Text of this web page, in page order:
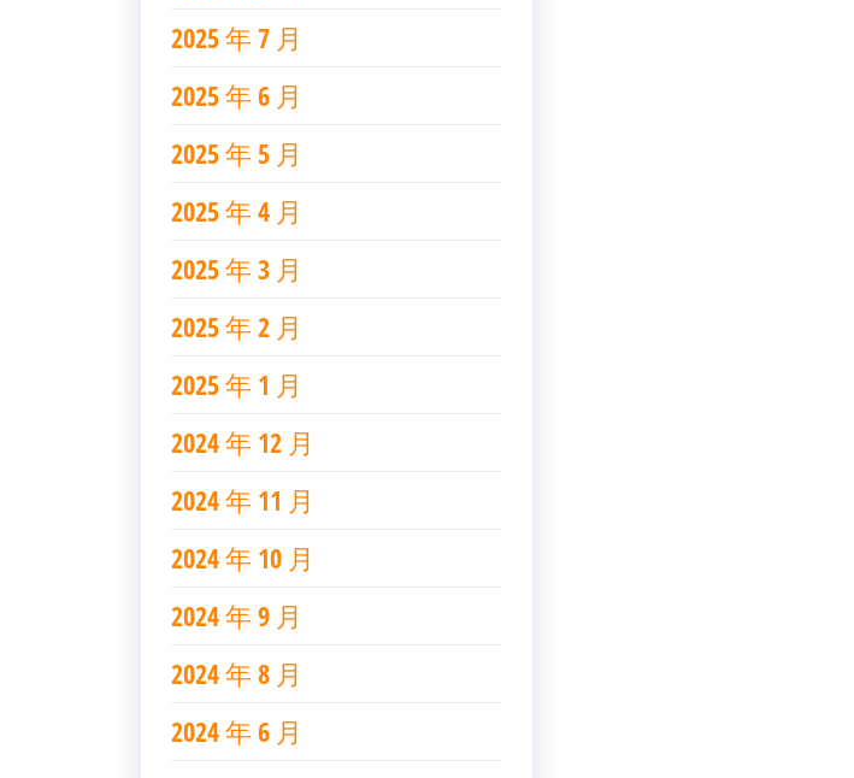
2025 年 7 月
2025 年 6 月
2025 年 5 月
2025 年 4 月
2025 年 3 月
2025 年 2 月
2025 年 1 月
2024 年 12 月
2024 年 11 月
2024 年 10 月
2024 年 9 月
2024 年 8 月
2024 年 6 月